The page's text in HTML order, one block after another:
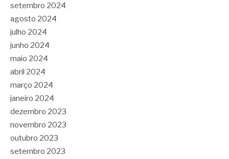
setembro 2024
agosto 2024
julho 2024
junho 2024
maio 2024
abril 2024
março 2024
janeiro 2024
dezembro 2023
novembro 2023
outubro 2023
setembro 2023